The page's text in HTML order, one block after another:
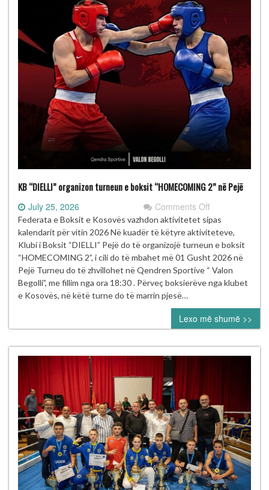
KB “DIELLI” organizon turneun e boksit “HOMECOMING 2” në Pejë
July 25, 2026 Comments Offon
KB
“DIELLI”
organizon
turneun
e
boksit
2”
në
Pejë
Federata e Boksit e Kosovës vazhdon aktivitetet sipas
kalendarit për vitin 2026 Në kuadër të këtyre aktiviteteve,
Klubi i Boksit “DIELLI” Pejë do të organizojë turneun e boksit
“HOMECOMING 2”, i cili do të mbahet më 01 Gusht 2026 në
Pejë Turneu do të zhvillohet në Qendren Sportive “ Valon
Begolli”, me fillim nga ora 18:30 . Përveç boksierëve nga klubet
e Kosovës, në këtë turne do të marrin pjesë…
Lexo më shumë >>